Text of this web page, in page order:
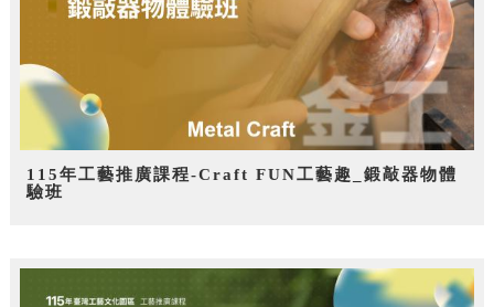
115年工藝推廣課程-Craft FUN工藝趣_鍛敲器物體
驗班